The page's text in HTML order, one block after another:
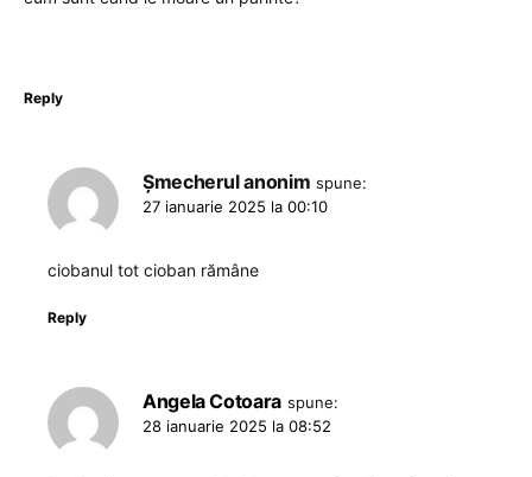
Reply
Șmecherul anonim spune:
27 ianuarie 2025 la 00:10
ciobanul tot cioban rămâne
Reply
Angela Cotoara spune:
28 ianuarie 2025 la 08:52